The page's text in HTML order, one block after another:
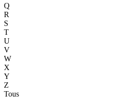
Q
R
S
T
U
V
W
X
Y
Z
Tous